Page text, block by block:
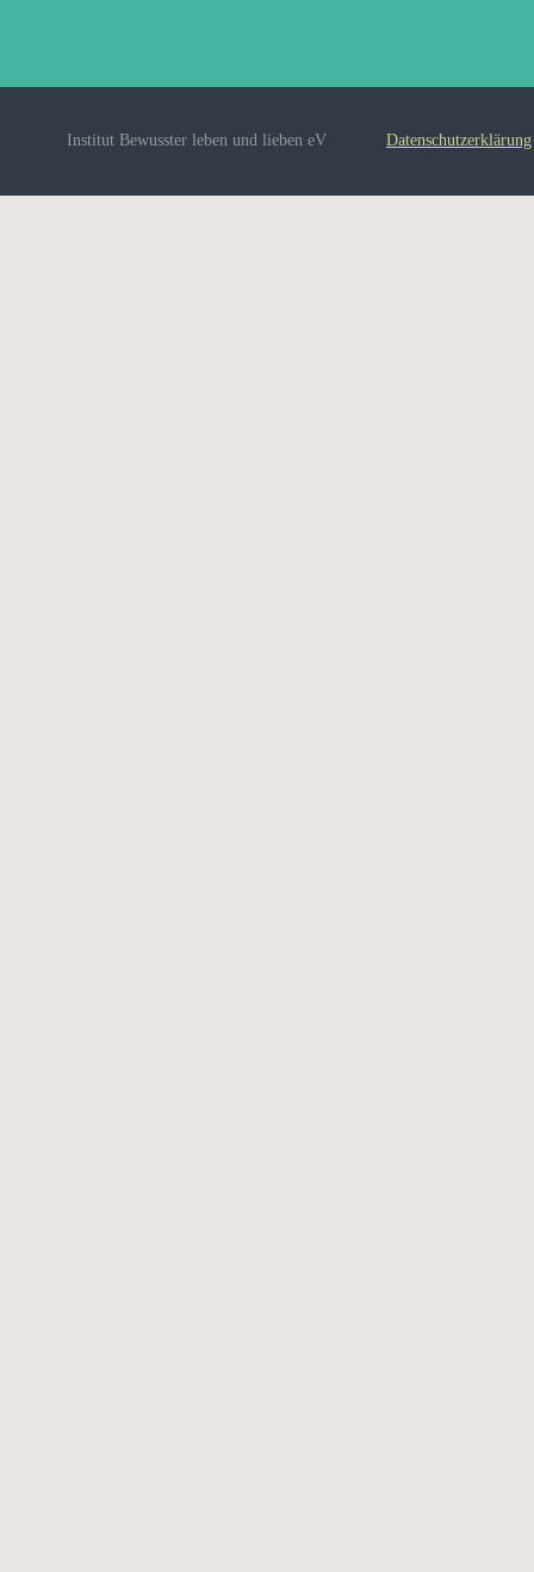
Institut Bewusster leben und lieben eV Datenschutzerklärung